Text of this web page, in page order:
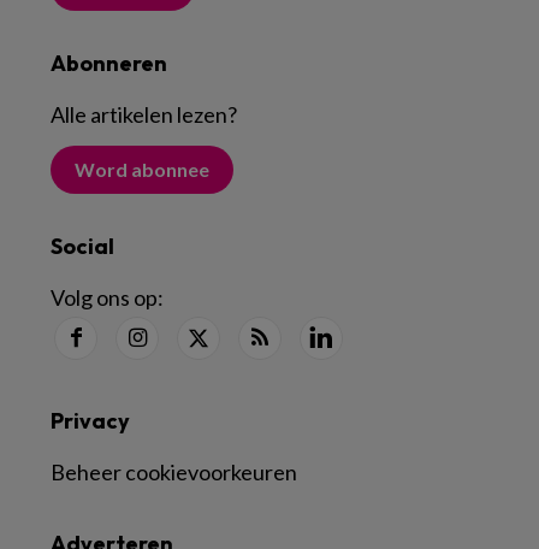
Abonneren
Alle artikelen lezen?
Word abonnee
Social
Volg ons op:
Privacy
Beheer cookievoorkeuren